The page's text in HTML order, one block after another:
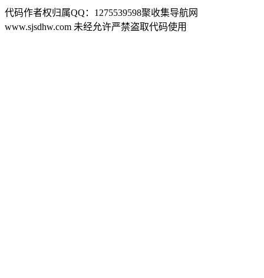
代码作者权归属QQ：1275539598聚收集导航网
www.sjsdhw.com 未经允许严禁盗取代码使用